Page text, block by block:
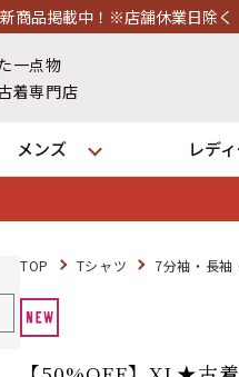
一点物
着専門店
メンズ レデ
TOP Tシャツ 7分袖・長袖